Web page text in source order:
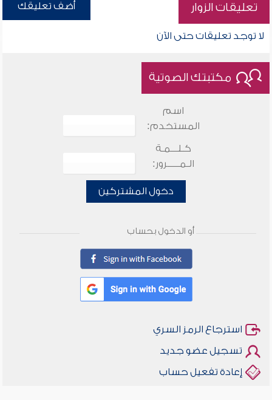
تعليقات الزوار أضف تعليقك
لا توجد تعليقات حتى الآن
مكتبتك الصوتية
اسم
المستخدم:
كـلـــمـة
الـمـــــرور:
دخول المشتركين
أو الدخول بحساب
استرجاع الرمز السري
تسجيل عضو جديد
إعادة تفعيل حساب